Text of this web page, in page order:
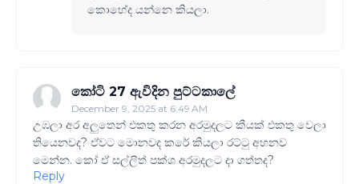
කොහේද යන්නෙ කියලා.
කෝටි 27 ඇවිදින පුට්ටකාලේ
December 9, 2025 at 6:49 AM
උඹලා අර අලුතෙන් එකතු කරන අරමුදලට කීයක් එකතු වෙලා
තියෙනවද? ඒවට මොනවද කරේ කියලා රට්‍ටු අහනව
මෙන්න. කෝ ඒ සල්ලිත් පක්ශ අරමුදලට දා ගත්තද?
Reply